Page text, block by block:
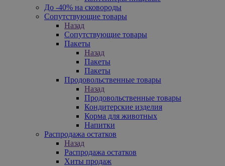
До -40% на сковороды
Сопутствующие товары
Назад
Сопутствующие товары
Пакеты
Назад
Пакеты
Пакеты
Продовольственные товары
Назад
Продовольственные товары
Кондитерские изделия
Корма для животных
Напитки
Распродажа остатков
Назад
Распродажа остатков
Хиты продаж